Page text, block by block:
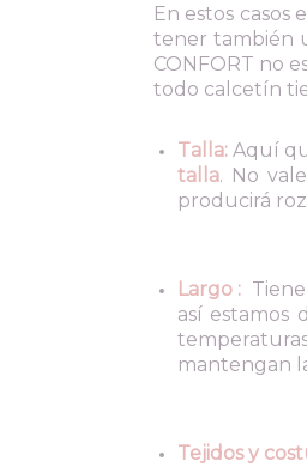
En estos
tener también
CONFORT no
todo calcetín
Talla:Aquí
talla. No
producirá
Largo :Tiene
así estamos
mantengan
Tejidos y